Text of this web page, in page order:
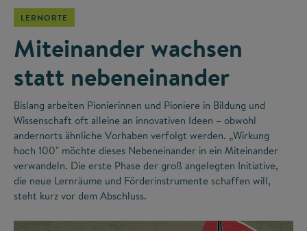
LERNORTE
Miteinander wachsen
statt nebeneinander
Bislang arbeiten Pionierinnen und Pioniere in Bildung und
Wissenschaft oft alleine an innovativen Ideen – obwohl
andernorts ähnliche Vorhaben verfolgt werden. „Wirkung
hoch 100" möchte dieses Nebeneinander in ein Miteinander
verwandeln. Die erste Phase der groß angelegten Initiative,
die neue Lernräume und Förderinstrumente schaffen will,
steht kurz vor dem Abschluss.